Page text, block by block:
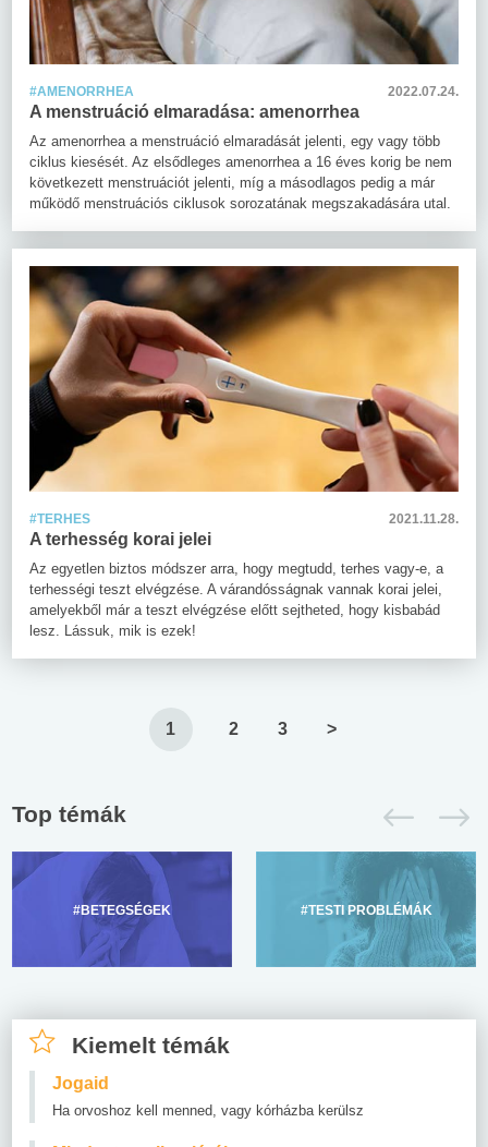
#AMENORRHEA 2022.07.24.
A menstruáció elmaradása: amenorrhea
Az amenorrhea a menstruáció elmaradását jelenti, egy vagy több
ciklus kiesését. Az elsődleges amenorrhea a 16 éves korig be nem
következett menstruációt jelenti, míg a másodlagos pedig a már
működő menstruációs ciklusok sorozatának megszakadására utal.
#TERHES 2021.11.28.
A terhesség korai jelei
Az egyetlen biztos módszer arra, hogy megtudd, terhes vagy-e, a
terhességi teszt elvégzése. A várandósságnak vannak korai jelei,
amelyekből már a teszt elvégzése előtt sejtheted, hogy kisbabád
lesz. Lássuk, mik is ezek!
1 2 3 >
Top témák
#BETEGSÉGEK #TESTI PROBLÉMÁK
Kiemelt témák
Jogaid
Ha orvoshoz kell menned, vagy kórházba kerülsz